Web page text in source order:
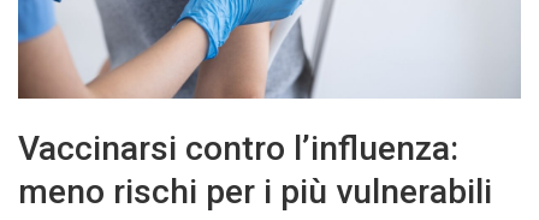
Vaccinarsi contro l’influenza:
meno rischi per i più vulnerabili